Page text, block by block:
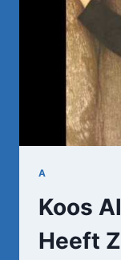
A
Koos
Heeft